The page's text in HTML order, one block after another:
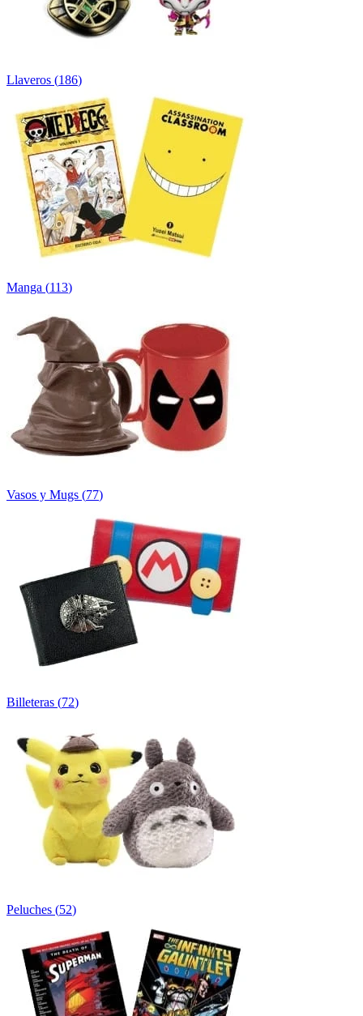
Llaveros (186)
Manga (113)
Vasos y Mugs (77)
Billeteras (72)
Peluches (52)